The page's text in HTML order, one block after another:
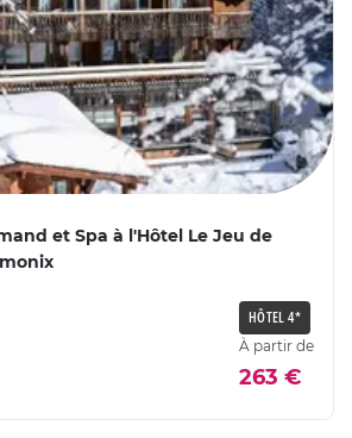
et Spa à l'Hôtel Le Jeu de
HÔTEL 4*
À partir de
263 €